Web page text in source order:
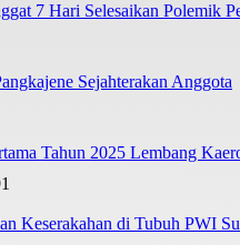
7 Hari Selesaikan Polemik
Sejahterakan Anggota
Tahun 2025 Lembang
Keserakahan di Tubuh PWI